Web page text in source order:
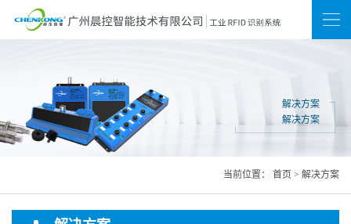
新闻
网站地图
解决方案
解决方案
当前位置： 首页 > 解决方案